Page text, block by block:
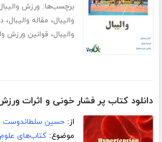
برچسب‌ها: ورزش
والیبال، مقاله والیبال،
والیبال، قوانین ورزش
دانلود کتاب پر فشار خونی و اثرات
از:حسین سلطاندوست
موضوع:کتاب‌های